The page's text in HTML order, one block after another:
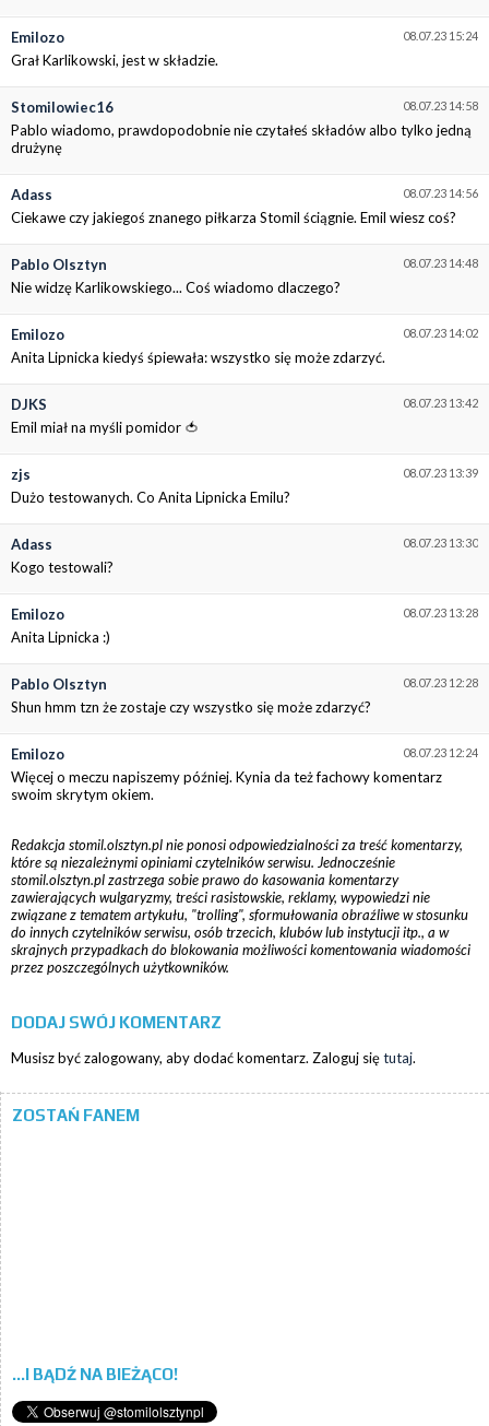
08.07.23 15:24
Emilozo
Grał Karlikowski, jest w składzie.
08.07.23 14:58
Stomilowiec16
Pablo wiadomo, prawdopodobnie nie czytałeś składów albo tylko jedną
drużynę
08.07.23 14:56
Adass
Ciekawe czy jakiegoś znanego piłkarza Stomil ściągnie. Emil wiesz coś?
08.07.23 14:48
Pablo Olsztyn
Nie widzę Karlikowskiego... Coś wiadomo dlaczego?
08.07.23 14:02
Emilozo
Anita Lipnicka kiedyś śpiewała: wszystko się może zdarzyć.
08.07.23 13:42
DJKS
Emil miał na myśli pomidor 🍅
08.07.23 13:39
zjs
Dużo testowanych. Co Anita Lipnicka Emilu?
08.07.23 13:30
Adass
Kogo testowali?
08.07.23 13:28
Emilozo
Anita Lipnicka :)
08.07.23 12:28
Pablo Olsztyn
Shun hmm tzn że zostaje czy wszystko się może zdarzyć?
08.07.23 12:24
Emilozo
Więcej o meczu napiszemy później. Kynia da też fachowy komentarz
swoim skrytym okiem.
Redakcja stomil.olsztyn.pl nie ponosi odpowiedzialności za treść komentarzy,
które są niezależnymi opiniami czytelników serwisu. Jednocześnie
stomil.olsztyn.pl zastrzega sobie prawo do kasowania komentarzy
zawierających wulgaryzmy, treści rasistowskie, reklamy, wypowiedzi nie
związane z tematem artykułu, "trolling", sformułowania obraźliwe w stosunku
do innych czytelników serwisu, osób trzecich, klubów lub instytucji itp., a w
skrajnych przypadkach do blokowania możliwości komentowania wiadomości
przez poszczególnych użytkowników.
DODAJ SWÓJ KOMENTARZ
Musisz być zalogowany, aby dodać komentarz. Zaloguj siętutaj.
ZOSTAŃ FANEM
...I BĄDŹ NA BIEŻĄCO!